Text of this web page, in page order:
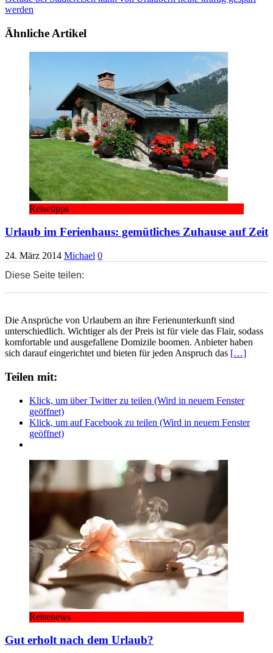
werden
Ähnliche Artikel
Reisetipps
Urlaub im Ferienhaus: gemütliches Zuhause auf Zeit
24. März 2014 Michael 0
Diese Seite teilen:
Die Ansprüche von Urlaubern an ihre Ferienunterkunft sind
unterschiedlich. Wichtiger als der Preis ist für viele das Flair, sodass
komfortable und ausgefallene Domizile boomen. Anbieter haben
sich darauf eingerichtet und bieten für jeden Anspruch das […]
Teilen mit:
Klick, um über Twitter zu teilen (Wird in neuem Fenster
geöffnet)
Klick, um auf Facebook zu teilen (Wird in neuem Fenster
geöffnet)
Reisenews
Gut erholt nach dem Urlaub?